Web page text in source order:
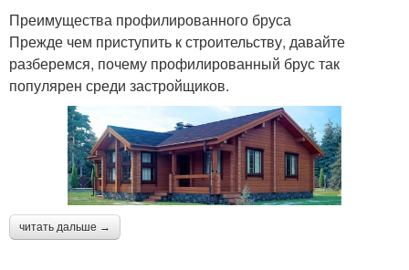
Преимущества профилированного бруса
Прежде чем приступить к строительству, давайте
разберемся, почему профилированный брус так
популярен среди застройщиков.
читать дальше →